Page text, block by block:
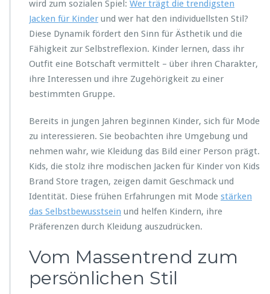
i
t
wird zum sozialen Spiel: Wer trägt die trendigsten
Jacken für Kinder und wer hat den individuellsten Stil?
Diese Dynamik fördert den Sinn für Ästhetik und die
Fähigkeit zur Selbstreflexion. Kinder lernen, dass ihr
Outfit eine Botschaft vermittelt – über ihren Charakter,
ihre Interessen und ihre Zugehörigkeit zu einer
bestimmten Gruppe.
Bereits in jungen Jahren beginnen Kinder, sich für Mode
zu interessieren. Sie beobachten ihre Umgebung und
nehmen wahr, wie Kleidung das Bild einer Person prägt.
Kids, die stolz ihre modischen Jacken für Kinder von Kids
Brand Store tragen, zeigen damit Geschmack und
Identität. Diese frühen Erfahrungen mit Mode stärken
das Selbstbewusstsein und helfen Kindern, ihre
Präferenzen durch Kleidung auszudrücken.
Vom Massentrend zum
persönlichen Stil